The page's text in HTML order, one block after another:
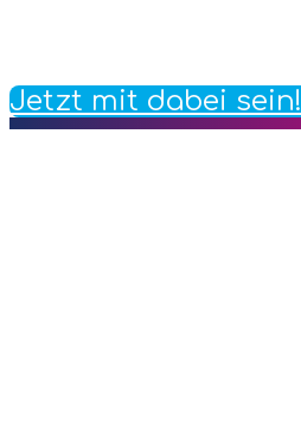
Jetzt mit dabei sein!